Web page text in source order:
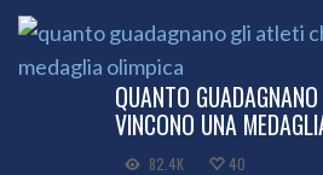
QUANTO
VINCONO UNA
82.4K 40